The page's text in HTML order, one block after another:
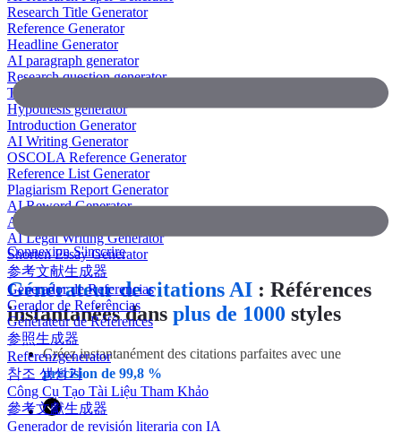
Research Title Generator
Reference Generator
Headline Generator
AI paragraph generator
Research question generator
Thesis paragraph generator
Hypothesis generator
Introduction Generator
AI Writing Generator
OSCOLA Reference Generator
Reference List Generator
Plagiarism Report Generator
AI Reword Generator
AI Bullet Point Generator
AI Legal Writing Generator
Shorten Essay Generator
参考文献生成器
Generador de Referencias
Gerador de Referências
Générateur de Références
参照生成器
Referenzgenerator
참조 생성기
Công Cụ Tạo Tài Liệu Tham Khảo
參考文獻生成器
Generador de revisión literaria con IA
ConnexionS'inscrire
Générateur de citations AI : Références
instantanées dans plus de 1000 styles
Créez instantanément des citations parfaites avec une
précision de 99,8 %